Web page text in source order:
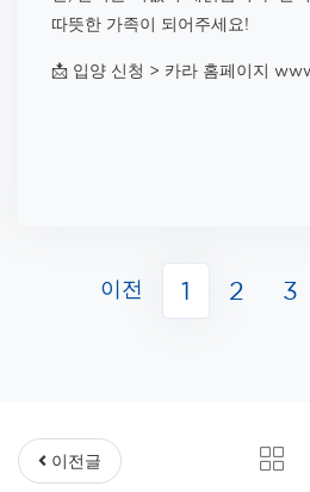
따뜻한 가족이 되어주세요!
📩 입양 신청 > 카라 홈페이지
이전 1 2 3
이전글